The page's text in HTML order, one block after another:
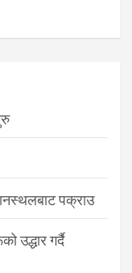
पक्राउ
उद्धार गर्दै